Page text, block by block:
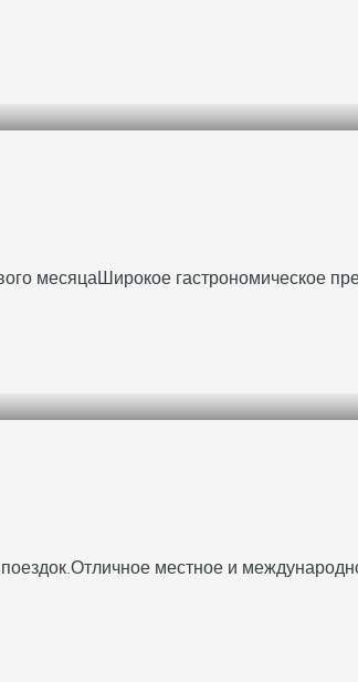
месяцаШирокое гастрономическое
Отличное местное и